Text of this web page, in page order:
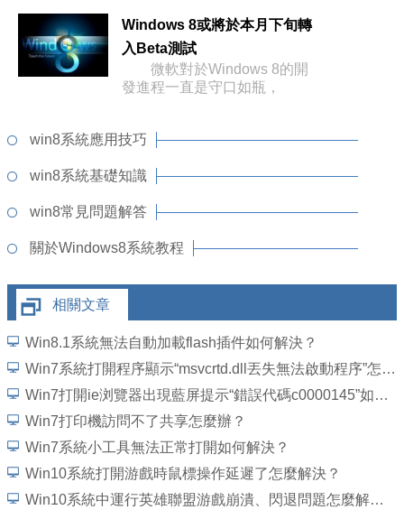
Windows 8或將於本月下旬轉
入Beta測試
微軟對於Windows 8的開
發進程一直是守口如瓶，
win8系統應用技巧
win8系統基礎知識
win8常見問題解答
關於Windows8系統教程
相關文章
Win8.1系統無法自動加載flash插件如何解決？
Win7系統打開程序顯示“msvcrtd.dll丟失無法啟動程序”怎麼解決
Win7打開ie浏覽器出現藍屏提示“錯誤代碼c0000145”如何解決？
Win7打印機訪問不了共享怎麼辦？
Win7系統小工具無法正常打開如何解決？
Win10系統打開游戲時鼠標操作延遲了怎麼解決？
Win10系統中運行英雄聯盟游戲崩潰、閃退問題怎麼解決？